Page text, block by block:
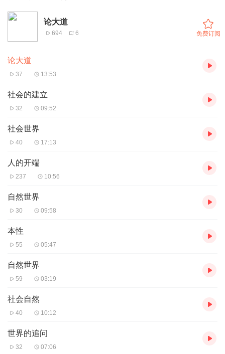
论大道
694 6 免费订阅
论大道
37 13:53
社会的建立
32 09:52
社会世界
40 17:13
人的开端
237 10:56
自然世界
30 09:58
本性
55 05:47
自然世界
59 03:19
社会自然
40 10:12
世界的追问
32 07:06